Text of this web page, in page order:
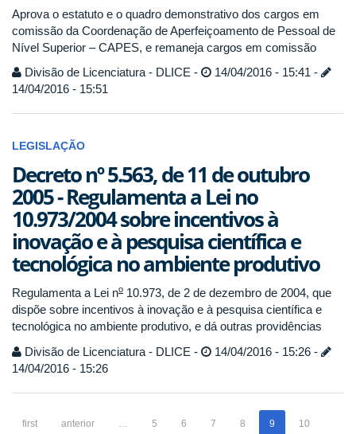
Aprova o estatuto e o quadro demonstrativo dos cargos em
comissão da Coordenação de Aperfeiçoamento de Pessoal de
Nível Superior – CAPES, e remaneja cargos em comissão
Divisão de Licenciatura - DLICE -
14/04/2016 - 15:41 -
14/04/2016 - 15:51
LEGISLAÇÃO
Decreto nº 5.563, de 11 de outubro
2005 - Regulamenta a Lei no
10.973/2004 sobre incentivos à
inovação e à pesquisa científica e
tecnológica no ambiente produtivo
Regulamenta a Lei no 10.973, de 2 de dezembro de 2004, que
dispõe sobre incentivos à inovação e à pesquisa científica e
tecnológica no ambiente produtivo, e dá outras providências
Divisão de Licenciatura - DLICE -
14/04/2016 - 15:26 -
14/04/2016 - 15:26
first anterior 5 6 7 8 9 10